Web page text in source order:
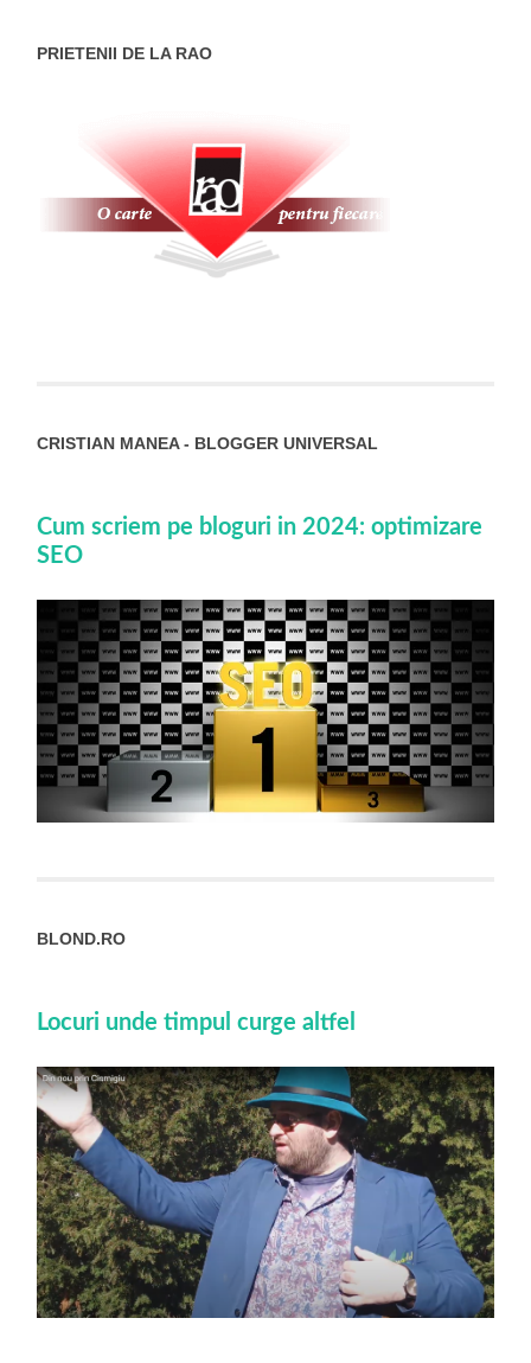
PRIETENII DE LA RAO
CRISTIAN MANEA - BLOGGER UNIVERSAL
Cum scriem pe bloguri in 2024: optimizare
SEO
BLOND.RO
Locuri unde timpul curge altfel